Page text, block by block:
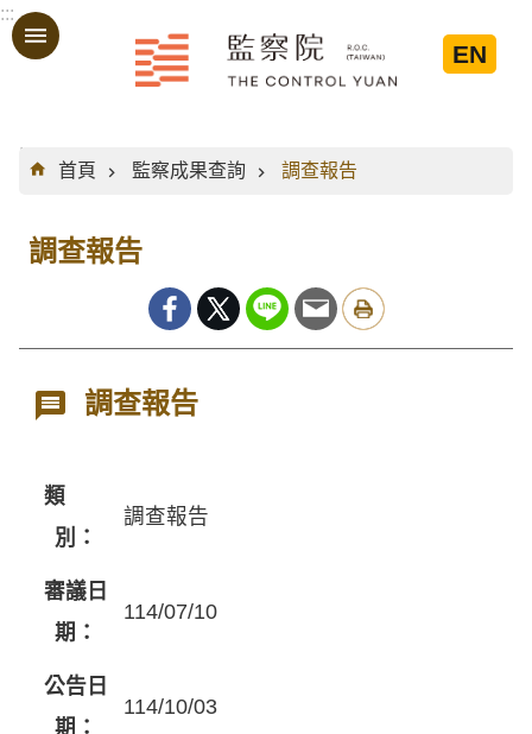
跳到主要內容區塊
:::
EN
:::
首頁
監察成果查詢 調查報告
調查報告
調查報告
類
別：
調查報告
審議日
期：
114/07/10
公告日
期：
114/10/03